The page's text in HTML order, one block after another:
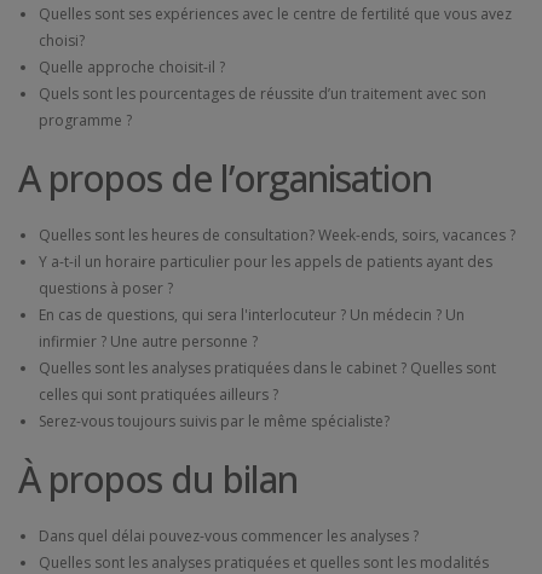
Quelles sont ses expériences avec le centre de fertilité que vous avez
choisi?
Quelle approche choisit-il ?
Quels sont les pourcentages de réussite d’un traitement avec son
programme ?
A propos de l’organisation
Quelles sont les heures de consultation? Week-ends, soirs, vacances ?
Y a-t-il un horaire particulier pour les appels de patients ayant des
questions à poser ?
En cas de questions, qui sera l'interlocuteur ? Un médecin ? Un
infirmier ? Une autre personne ?
Quelles sont les analyses pratiquées dans le cabinet ? Quelles sont
celles qui sont pratiquées ailleurs ?
Serez-vous toujours suivis par le même spécialiste?
À propos du bilan
Dans quel délai pouvez-vous commencer les analyses ?
Quelles sont les analyses pratiquées et quelles sont les modalités